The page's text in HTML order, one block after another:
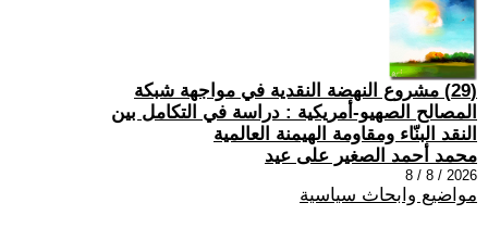
(29) مشروع النهضة النقدية في مواجهة شبكة
المصالح الصهيو-أمريكية : دراسة في التكامل بين
النقد البنّاء ومقاومة الهيمنة العالمية
محمد أحمد الصغير على عيد
2026 / 8 / 8
مواضيع وابحاث سياسية